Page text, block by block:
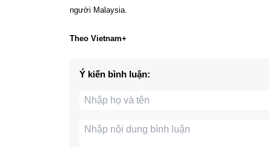
người Malaysia.
Theo Vietnam+
Ý kiến bình luận: